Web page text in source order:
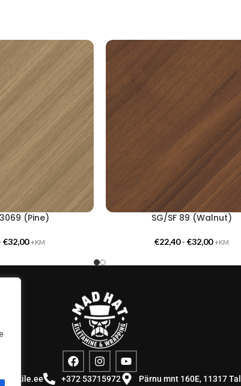
(Pine)
€32,00 +KM
SG/SF 89 (Walnut)
€22,40- €32,00 +KM
+372 53715972 Pärnu mnt 160E, 11317